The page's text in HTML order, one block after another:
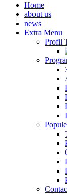
Home
about us
news
Extra Menu
Profil